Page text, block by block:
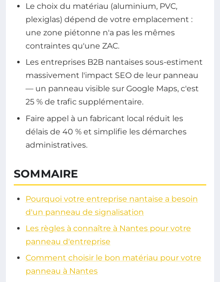
Le choix du matériau (aluminium, PVC,
plexiglas) dépend de votre emplacement :
une zone piétonne n'a pas les mêmes
contraintes qu'une ZAC.
Les entreprises B2B nantaises sous-estiment
massivement l'impact SEO de leur panneau
— un panneau visible sur Google Maps, c'est
25 % de trafic supplémentaire.
Faire appel à un fabricant local réduit les
délais de 40 % et simplifie les démarches
administratives.
SOMMAIRE
Pourquoi votre entreprise nantaise a besoin
d'un panneau de signalisation
Les règles à connaître à Nantes pour votre
panneau d'entreprise
Comment choisir le bon matériau pour votre
panneau à Nantes